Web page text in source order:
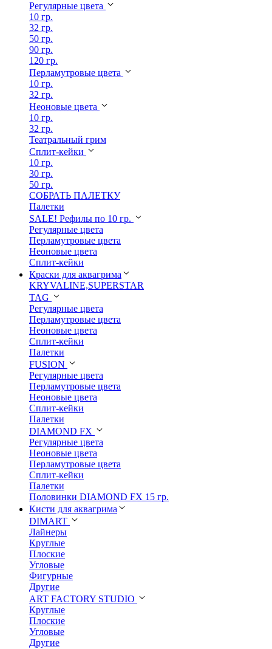
Регулярные цвета
10 гр.
32 гр.
50 гр.
90 гр.
120 гр.
Перламутровые цвета
10 гр.
32 гр.
Неоновые цвета
10 гр.
32 гр.
Театральный грим
Сплит-кейки
10 гр.
30 гр.
50 гр.
СОБРАТЬ ПАЛЕТКУ
Палетки
SALE! Рефилы по 10 гр.
Регулярные цвета
Перламутровые цвета
Неоновые цвета
Сплит-кейки
Краски для аквагрима
KRYVALINE,SUPERSTAR
TAG
Регулярные цвета
Перламутровые цвета
Неоновые цвета
Сплит-кейки
Палетки
FUSION
Регулярные цвета
Перламутровые цвета
Неоновые цвета
Сплит-кейки
Палетки
DIAMOND FX
Регулярные цвета
Неоновые цвета
Перламутровые цвета
Сплит-кейки
Палетки
Половинки DIAMOND FX 15 гр.
Кисти для аквагрима
DIMART
Лайнеры
Круглые
Плоские
Угловые
Фигурные
Другие
ART FACTORY STUDIO
Круглые
Плоские
Угловые
Другие